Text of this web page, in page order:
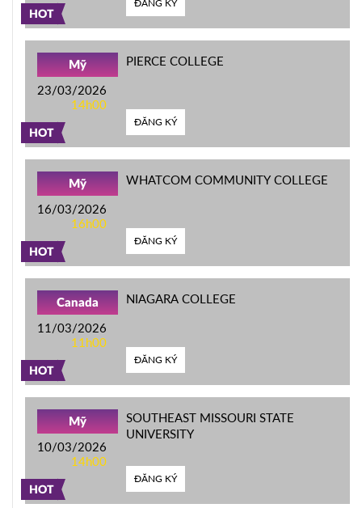
HOT
ĐĂNG KÝ
HOT
Mỹ
23/03/2026
14h00
PIERCE COLLEGE
ĐĂNG KÝ
HOT
Mỹ
16/03/2026
16h00
WHATCOM COMMUNITY COLLEGE
ĐĂNG KÝ
HOT
Canada
11/03/2026
11h00
NIAGARA COLLEGE
ĐĂNG KÝ
HOT
Mỹ
10/03/2026
14h00
SOUTHEAST MISSOURI STATE
UNIVERSITY
ĐĂNG KÝ